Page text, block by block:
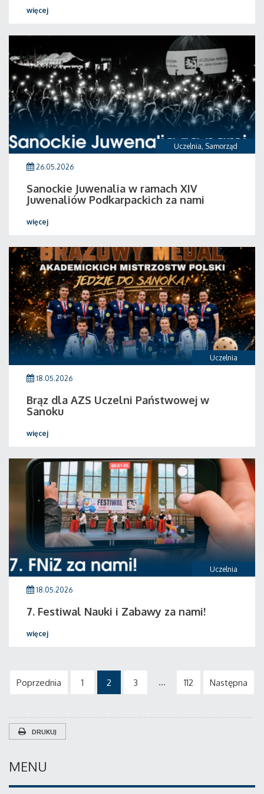
więcej
Uczelnia, Samorząd
26.05.2026
Sanockie Juwenalia w ramach XIV
Juwenaliów Podkarpackich za nami
więcej
Uczelnia
18.05.2026
Brąz dla AZS Uczelni Państwowej w
Sanoku
więcej
Uczelnia
18.05.2026
7. Festiwal Nauki i Zabawy za nami!
więcej
Poprzednia 1 2 3 ... 112 Następna
DRUKUJ
MENU